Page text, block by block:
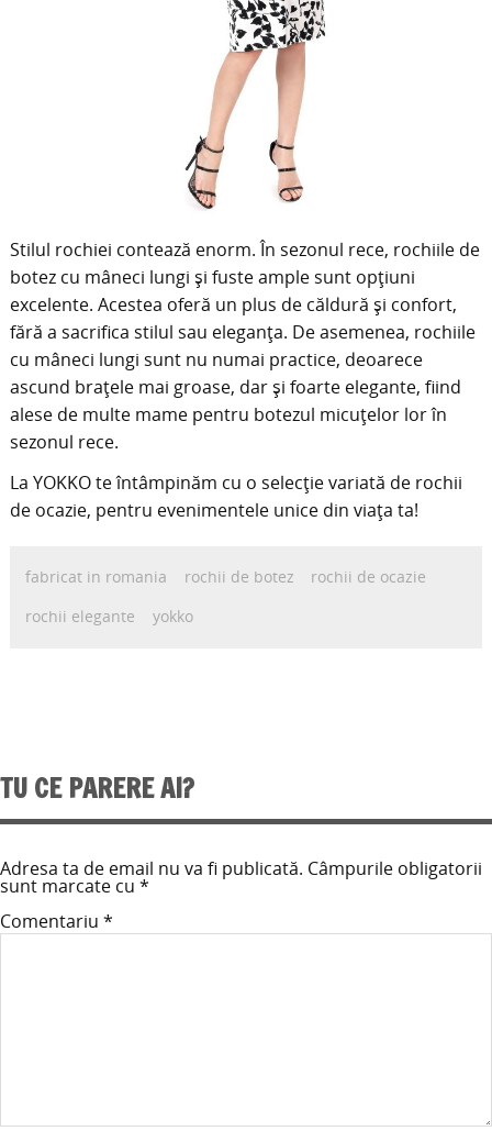
Stilul rochiei contează enorm. În sezonul rece, rochiile de
botez cu mâneci lungi și fuste ample sunt opțiuni
excelente. Acestea oferă un plus de căldură și confort,
fără a sacrifica stilul sau eleganța. De asemenea, rochiile
cu mâneci lungi sunt nu numai practice, deoarece
ascund brațele mai groase, dar și foarte elegante, fiind
alese de multe mame pentru botezul micuțelor lor în
sezonul rece.
La YOKKO te întâmpinăm cu o selecție variată de rochii
de ocazie, pentru evenimentele unice din viața ta!
fabricat in romania rochii de botez
rochii de ocazie
rochii elegante
yokko
TU CE PARERE AI?
Adresa ta de email nu va fi publicată. Câmpurile obligatorii
sunt marcate cu *
Comentariu *